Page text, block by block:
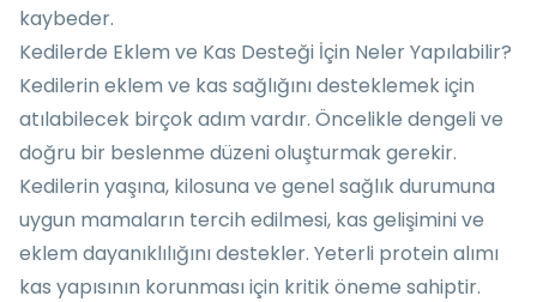
kaybeder.
Kedilerde Eklem ve Kas Desteği İçin Neler Yapılabilir?
Kedilerin eklem ve kas sağlığını desteklemek için
atılabilecek birçok adım vardır. Öncelikle dengeli ve
doğru bir beslenme düzeni oluşturmak gerekir.
Kedilerin yaşına, kilosuna ve genel sağlık durumuna
uygun mamaların tercih edilmesi, kas gelişimini ve
eklem dayanıklılığını destekler. Yeterli protein alımı
kas yapısının korunması için kritik öneme sahiptir.